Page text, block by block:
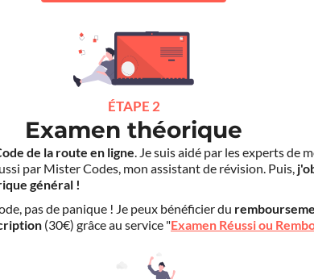
ÉTAPE 2
Examen théorique
de la route en ligne. Je suis aidé par les experts de
par Mister Codes, mon assistant de révision. Puis,
général !
pas de panique ! Je peux bénéficier du
(30€) grâce au service "Examen Réussi ou